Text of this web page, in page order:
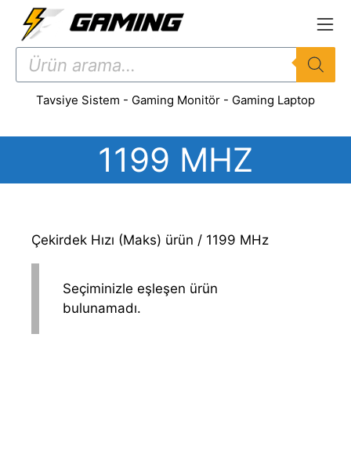
İçeriğe
Products
search
Tavsiye Sistem - Gaming Monitör - Gaming Laptop
1199 MHZ
Çekirdek Hızı (Maks) ürün / 1199 MHz
Seçiminizle eşleşen ürün
bulunamadı.